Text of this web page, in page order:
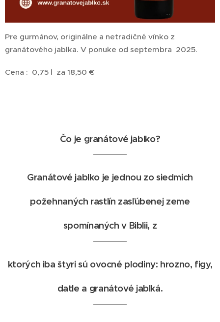
Pre gurmánov, originálne a netradičné vínko z
granátového jablka. V ponuke od septembra 2025.
Cena : 0,75 l za 18,50 €
Čo je granátové jablko?
Granátové jablko je jednou zo siedmich
požehnaných rastlín zasľúbenej zeme
spomínaných v Biblii, z
ktorých iba štyri sú ovocné plodiny: hrozno, figy,
datle a granátové jablká.